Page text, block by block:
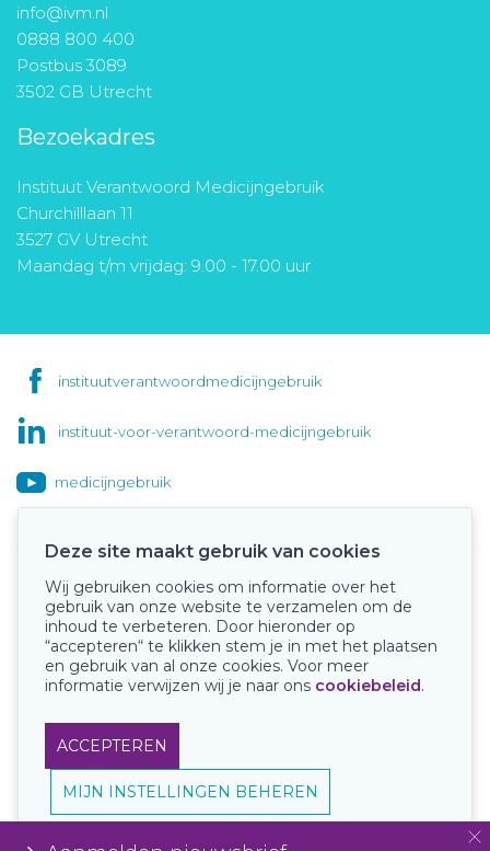
info@ivm.nl
0888 800 400
Postbus 3089
3502 GB Utrecht
Bezoekadres
Instituut Verantwoord Medicijngebruik
Churchilllaan 11
3527 GV Utrecht
Maandag t/m vrijdag: 9.00 - 17.00 uur
instituutverantwoordmedicijngebruik
instituut-voor-verantwoord-medicijngebruik
medicijngebruik
Onze keurmerken
Deze site maakt gebruik van cookies
Wij gebruiken cookies om informatie over het
gebruik van onze website te verzamelen om de
inhoud te verbeteren. Door hieronder op
“accepteren“ te klikken stem je in met het plaatsen
en gebruik van al onze cookies. Voor meer
informatie verwijzen wij je naar ons cookiebeleid.
ACCEPTEREN
MIJN INSTELLINGEN BEHEREN